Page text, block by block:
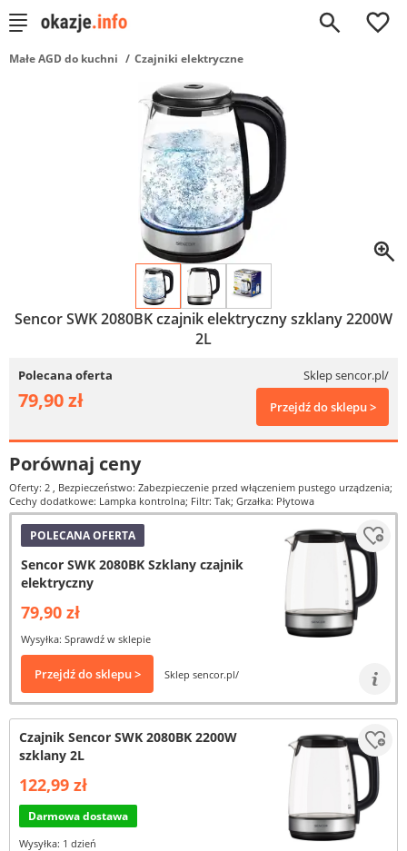
0
Małe AGD do kuchni Czajniki elektryczne
Sencor SWK 2080BK czajnik elektryczny szklany 2200W
2L
Polecana oferta Sklep sencor.pl/
79,90 zł Przejdź do sklepu >
Porównaj ceny
Oferty: 2 , Bezpieczeństwo: Zabezpieczenie przed włączeniem pustego urządzenia;
Cechy dodatkowe: Lampka kontrolna; Filtr: Tak; Grzałka: Płytowa
POLECANA OFERTA
Sencor SWK 2080BK Szklany czajnik
elektryczny
79,90 zł
Wysyłka: Sprawdź w sklepie
Przejdź do sklepu > Sklep sencor.pl/
Czajnik Sencor SWK 2080BK 2200W
szklany 2L
122,99 zł
Darmowa dostawa
Wysyłka: 1 dzień